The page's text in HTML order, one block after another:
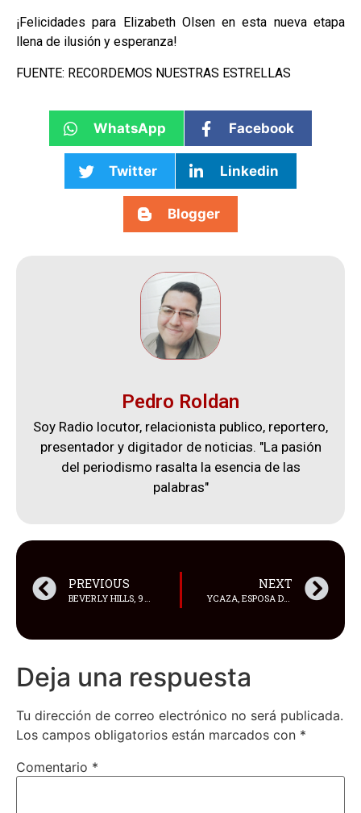
¡Felicidades para Elizabeth Olsen en esta nueva etapa
llena de ilusión y esperanza!
FUENTE: RECORDEMOS NUESTRAS ESTRELLAS
WhatsApp Facebook
Twitter Linkedin
Blogger
Pedro Roldan
Soy Radio locutor, relacionista publico, reportero,
presentador y digitador de noticias. "La pasión
del periodismo rasalta la esencia de las
palabras"
PREVIOUS
BEVERLY HILLS, 90210 (1991): JASON PRIESTLEY Y SHANNEN DOHERTY – BRANDON Y BRENDA, EL LATIDO GEMELO DE LA SERIE DE TELEVISIÓN MÁS QUERIDA
NEXT
YCAZA, ESPOSA DE AQUILES ÁLVAREZ , CUESTIONA INTENTO DE INCAUTAR SU VIVIENDA
Deja una respuesta
Tu dirección de correo electrónico no será publicada.
Los campos obligatorios están marcados con *
Comentario *